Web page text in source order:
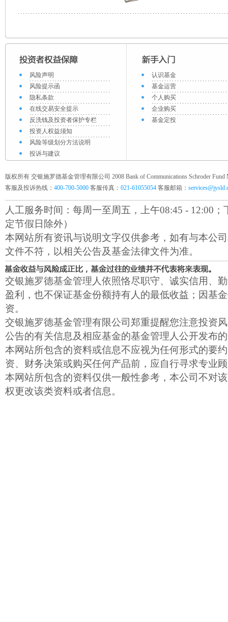
风险声明
风险提示函
隐私条款
在线交易安全提示
反洗钱及投资者保护专栏
投资人权益须知
风险等级划分方法说明
投诉与建议
认识基金
基金运营
个人购买
企业购买
基金定投
版权所有 交银施罗德基金管理有限公司 2008 Bank of Communications Schroder Fund
客服及投诉热线： 400-700-5000 客服传真： 021-61055054 客服邮箱：
人工服务时间：每周一至周五，上午08:45 - 12:00；
定节假日除外）
本网站所有资讯与说明文字仅供参考，如有与本公
文件不符，以相关公告及基金法律文件为准。
交银施罗德基金管理人依照恪尽职守、诚实信用、
盈利，也不保证基金份额持有人的最低收益；因基
资。
交银施罗德基金管理有限公司郑重提醒您注意投资
公告的有关信息及相应基金的基金管理人公开发布
本网站所包含的资料或信息不应视为任何形式的要
资、财务决策或购买任何产品前，应自行寻求专业
本网站所包含的资料仅供一般性参考，本公司不对
权更改该类资料或者信息。